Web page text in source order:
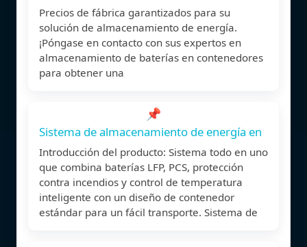
Precios de fábrica garantizados para su
solución de almacenamiento de energía.
¡Póngase en contacto con sus expertos en
almacenamiento de baterías en contenedores
para obtener una
📌
Sistema de almacenamiento de energía en
Introducción del producto: Sistema todo en uno
que combina baterías LFP, PCS, protección
contra incendios y control de temperatura
inteligente con un diseño de contenedor
estándar para un fácil transporte. Sistema de